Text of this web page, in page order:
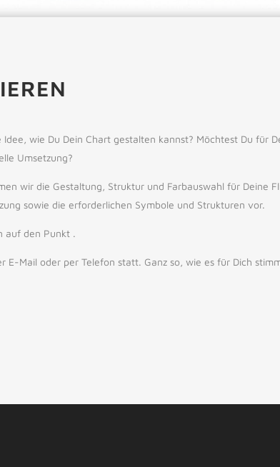
wie Du Dein Chart gestalten kannst? Möchtest Du für
Umsetzung?
wir die Gestaltung, Struktur und Farbauswahl für Deine
sowie die erforderlichen Symbole und Strukturen vor.
auf den Punkt .
Mail oder per Telefon statt. Ganz so, wie es für Dich